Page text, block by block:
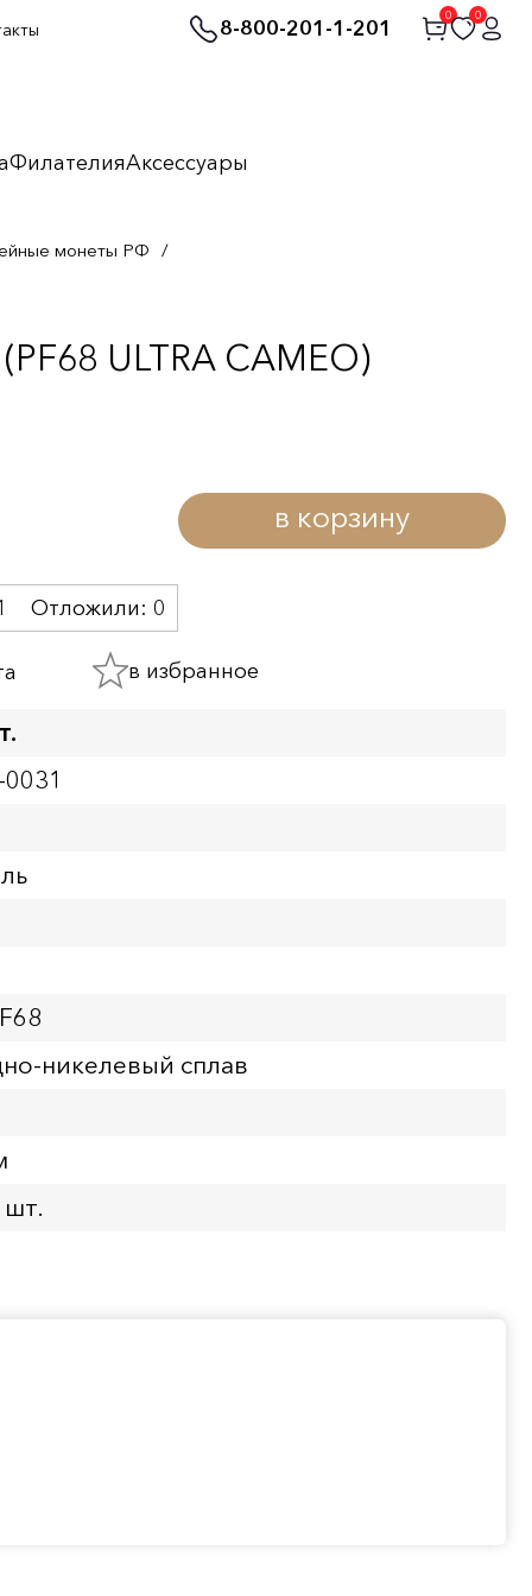
8-800-201-1-201
0 0
ФилателияАксессуары
монеты РФ /
ULTRA CAMEO)
в корзину
Отложили: 0
в избранное
никелевый сплав